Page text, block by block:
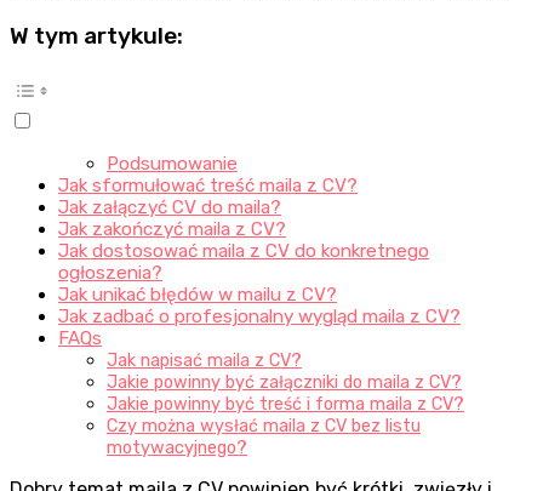
W tym artykule:
Podsumowanie
Jak sformułować treść maila z CV?
Jak załączyć CV do maila?
Jak zakończyć maila z CV?
Jak dostosować maila z CV do konkretnego
ogłoszenia?
Jak unikać błędów w mailu z CV?
Jak zadbać o profesjonalny wygląd maila z CV?
FAQs
Jak napisać maila z CV?
Jakie powinny być załączniki do maila z CV?
Jakie powinny być treść i forma maila z CV?
Czy można wysłać maila z CV bez listu
motywacyjnego?